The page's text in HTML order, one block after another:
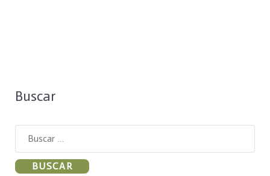
Buscar
Buscar: